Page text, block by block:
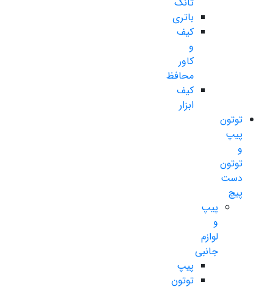
باتری
کیف
و
کاور
محافظ
کیف
ابزار
توتون
پیپ
و
توتون
دست
پیچ
پیپ
و
لوازم
جانبی
پیپ
توتون